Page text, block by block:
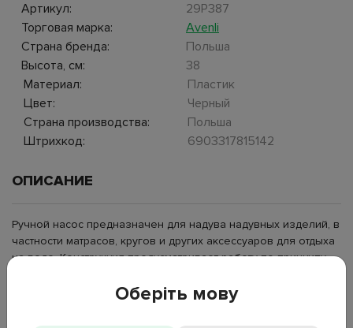
Артикул:
29P387
Торговая марка:
Avenli
Страна бренда:
Польша
Высота, см:
38
Материал:
Пластик
Цвет:
Черный
Страна производства:
Польша
Штрихкод:
6903317815142
ОПИСАНИЕ
Ручной насос предназначен для надува надувных изделий, в
частности матрасов, кругов и других аксессуаров для отдыха
на воде. Конструкция предусматривает работу по принципу
движении штока в обоих направлениях. Высота насоса
составляет 38 см, что позволяет за один цикл подавать
больший объем воздуха. Корпус изготовлен из пластика,
Оберіть мову